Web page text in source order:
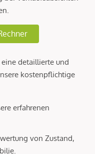
eine detaillierte und
kostenpflichtige
erfahrenen
von Zustand,